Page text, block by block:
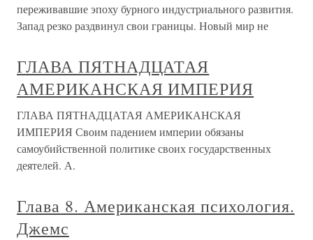
переживавшие эпоху бурного индустриального развития.
Запад резко раздвинул свои границы. Новый мир не
ГЛАВА ПЯТНАДЦАТАЯ
АМЕРИКАНСКАЯ ИМПЕРИЯ
ГЛАВА ПЯТНАДЦАТАЯ АМЕРИКАНСКАЯ
ИМПЕРИЯ Своим падением империи обязаны
самоубийственной политике своих государственных
деятелей. А.
Глава 8. Американская психология.
Джемс